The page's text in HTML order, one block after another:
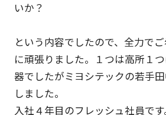
いか？
という内容でしたので、全力で
に頑張りました。１つは高所１
器でしたがミヨシテックの若手
しました。
入社４年目のフレッシュ社員で